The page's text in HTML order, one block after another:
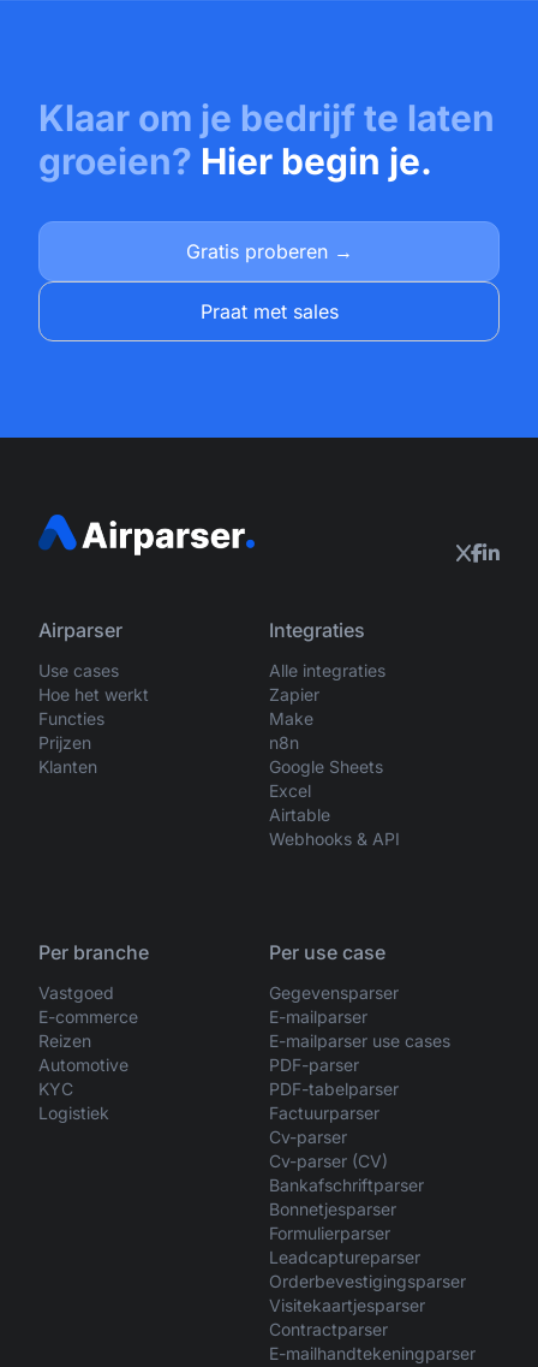
Klaar om je bedrijf te laten
groeien? Hier begin je.
Gratis proberen →
Praat met sales
Airparser
Use cases
Hoe het werkt
Functies
Prijzen
Klanten
Integraties
Alle integraties
Zapier
Make
n8n
Google Sheets
Excel
Airtable
Webhooks & API
Per branche
Vastgoed
E-commerce
Reizen
Automotive
KYC
Logistiek
Per use case
Gegevensparser
E-mailparser
E-mailparser use cases
PDF-parser
PDF-tabelparser
Factuurparser
Cv-parser
Cv-parser (CV)
Bankafschriftparser
Bonnetjesparser
Formulierparser
Leadcaptureparser
Orderbevestigingsparser
Visitekaartjesparser
Contractparser
E-mailhandtekeningparser